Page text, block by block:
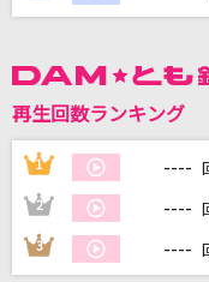
DAM
DAM
再生回数ランキング
1 ----
2 ----
3 ----